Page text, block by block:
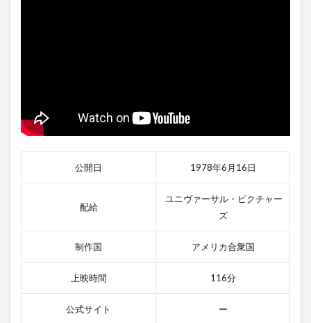
公開日 1978年6月16日
配給
ユニヴァーサル・ピクチャー
ズ
制作国 アメリカ合衆国
上映時間 116分
公式サイト ー